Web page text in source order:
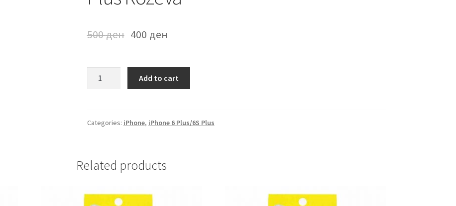
500ден 400 ден
6Plus/6S
quantity
Add to cart
Categories: iPhone, iPhone 6 Plus/6S Plus
Related products